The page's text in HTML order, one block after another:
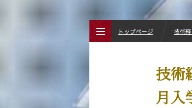
技術
月入
トップページ 技術
技術経営専門職学位課程 / イ